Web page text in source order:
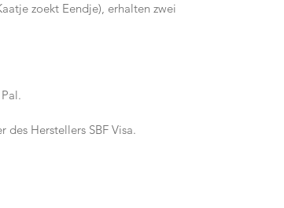
zoekt Eendje), erhalten zwei
Tower des Herstellers SBF Visa.